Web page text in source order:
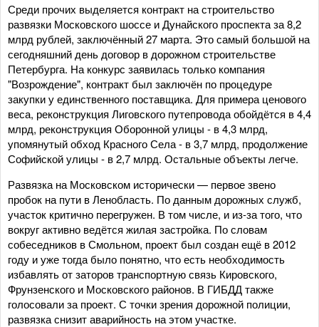
Среди прочих выделяется контракт на строительство
развязки Московского шоссе и Дунайского проспекта за 8,2
млрд рублей, заключённый 27 марта. Это самый большой на
сегодняшний день договор в дорожном строительстве
Петербурга. На конкурс заявилась только компания
"Возрождение", контракт был заключён по процедуре
закупки у единственного поставщика. Для примера ценового
веса, реконструкция Лиговского путепровода обойдётся в 4,4
млрд, реконструкция Оборонной улицы - в 4,3 млрд,
упомянутый обход Красного Села - в 3,7 млрд, продолжение
Софийской улицы - в 2,7 млрд. Остальные объекты легче.
Развязка на Московском исторически — первое звено
пробок на пути в Ленобласть. По данным дорожных служб,
участок критично перегружен. В том числе, и из-за того, что
вокруг активно ведётся жилая застройка. По словам
собеседников в Смольном, проект был создан ещё в 2012
году и уже тогда было понятно, что есть необходимость
избавлять от заторов транспортную связь Кировского,
Фрунзенского и Московского районов. В ГИБДД также
голосовали за проект. С точки зрения дорожной полиции,
развязка снизит аварийность на этом участке.